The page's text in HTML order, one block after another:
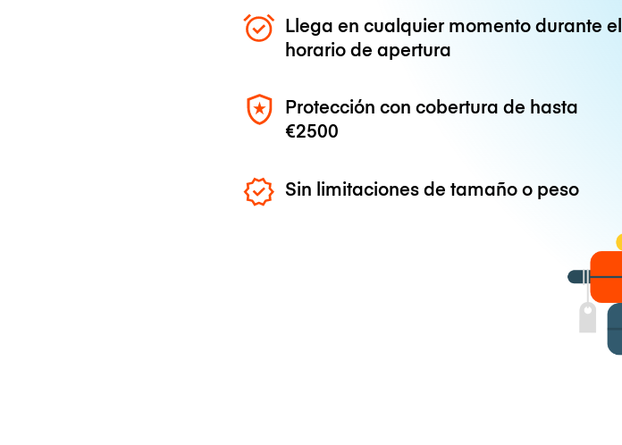
Llega en cualquier momento durante el
horario de apertura
Protección con cobertura de hasta
€2500
Sin limitaciones de tamaño o peso